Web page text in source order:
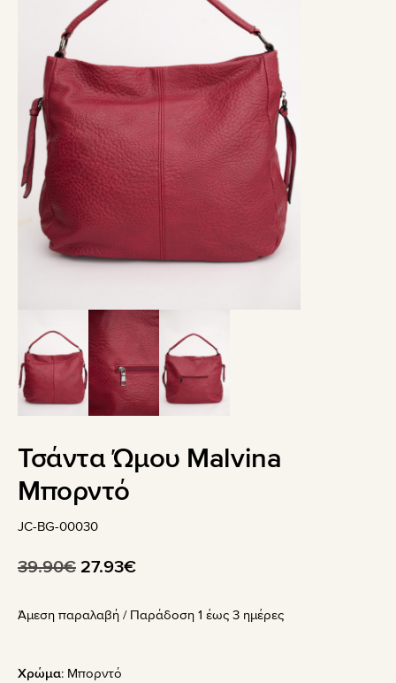
Τσάντα Ώμου Malvina
Μπορντό
JC-BG-00030
39.90€ Original
was:
27.93€Η
τιμή
Άμεση παραλαβή / Παράδoση 1 έως 3 ημέρες
Χρώμα: Μπορντό